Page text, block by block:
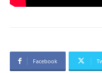
Facebook